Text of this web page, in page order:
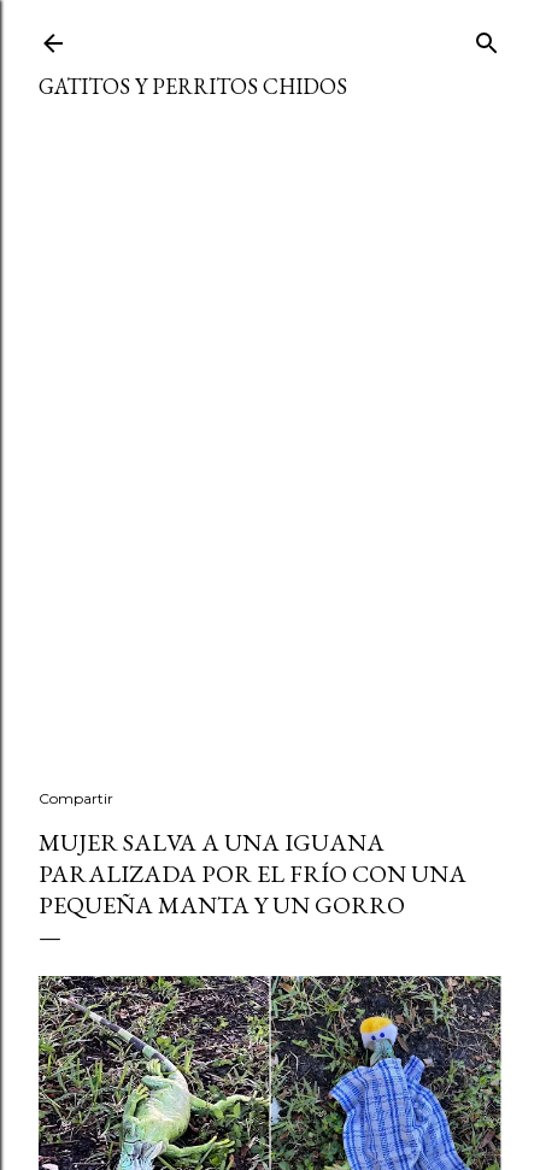
GATITOS Y PERRITOS CHIDOS
Compartir
MUJER SALVA A UNA IGUANA
PARALIZADA POR EL FRÍO CON UNA
PEQUEÑA MANTA Y UN GORRO